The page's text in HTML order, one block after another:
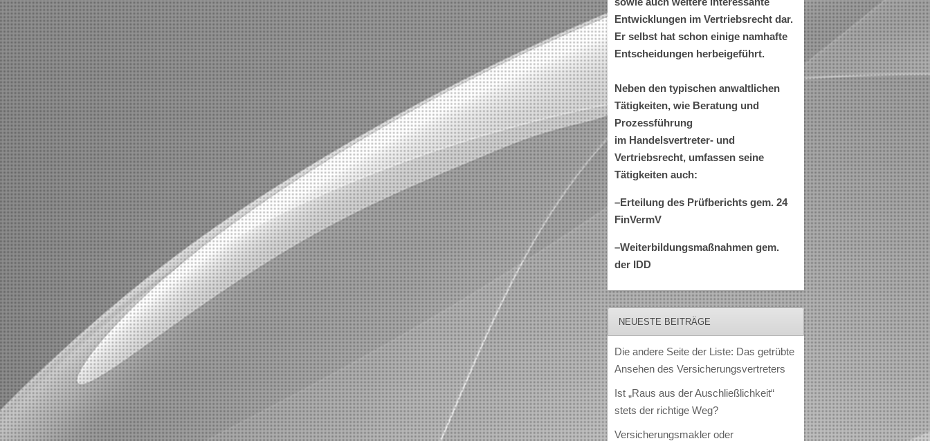
Entwicklungen im Vertriebsrecht dar.
Er selbst hat schon einige namhafte
Entscheidungen herbeigeführt.
Neben den typischen anwaltlichen
Tätigkeiten, wie Beratung und
Prozessführung
im Handelsvertreter- und
Vertriebsrecht, umfassen seine
Tätigkeiten auch:
–Erteilung des Prüfberichts gem. 24
FinVermV
–Weiterbildungsmaßnahmen gem.
der IDD
NEUESTE BEITRÄGE
Die andere Seite der Liste: Das getrübte
Ansehen des Versicherungsvertreters
Ist „Raus aus der Auschließlichkeit“
stets der richtige Weg?
Versicherungsmakler oder